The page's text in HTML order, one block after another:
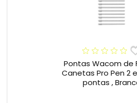
Pontas Wacom de
Canetas Pro Pen 2 e
pontas ,